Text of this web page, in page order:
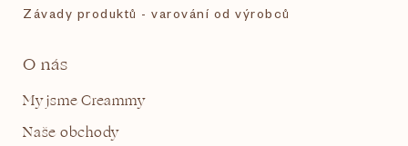
Závady produktů - varování od výrobců
O nás
My jsme Creammy
Naše obchody